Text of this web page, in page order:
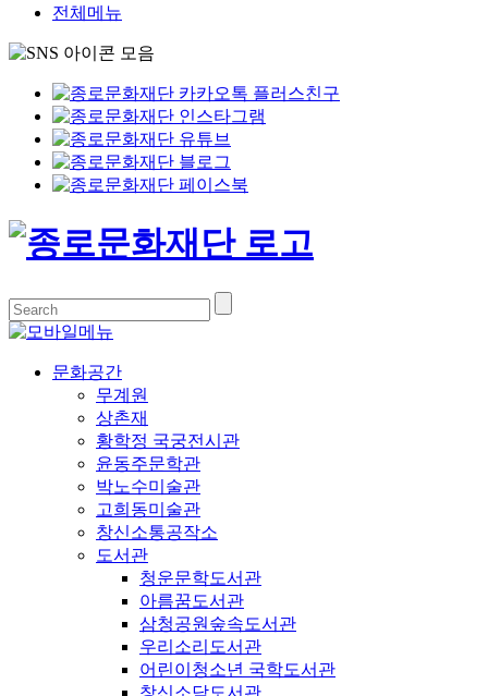
전체메뉴
문화공간
무계원
상촌재
황학정 국궁전시관
윤동주문학관
박노수미술관
고희동미술관
창신소통공작소
도서관
청운문학도서관
아름꿈도서관
삼청공원숲속도서관
우리소리도서관
어린이청소년 국학도서관
창신소담도서관